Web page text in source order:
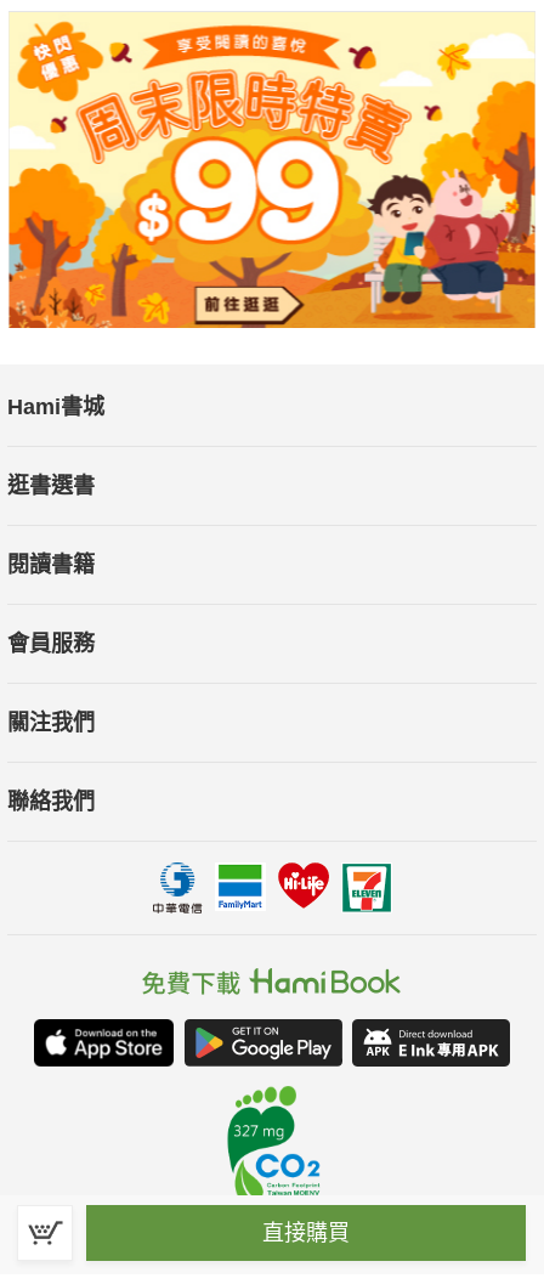
直接購買
Hami書城
逛書選書
閱讀書籍
會員服務
關注我們
聯絡我們